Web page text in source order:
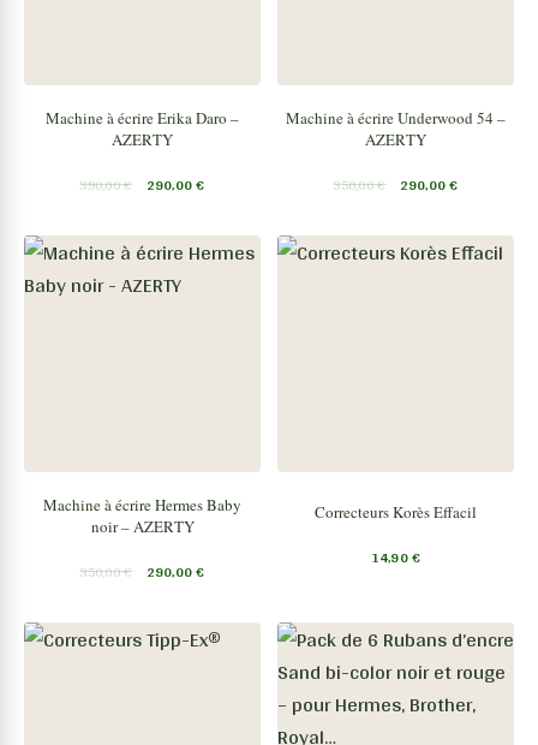
Machine à écrire Erika Daro –
AZERTY
390,00€ 290,00€
Machine à écrire Underwood 54 –
AZERTY
350,00€ 290,00€
Machine à écrire Hermes Baby
noir – AZERTY
350,00€ 290,00€
Correcteurs Korès Effacil
14,90€